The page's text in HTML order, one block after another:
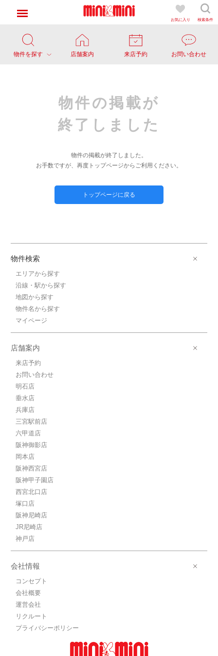
お気に入り 検索条件
物件を探す 店舗案内 来店予約 お問い合わせ
物件の掲載が
終了しました
物件の掲載が終了しました。
お手数ですが、再度トップページからご利用ください。
トップページに戻る
物件検索
エリアから探す
沿線・駅から探す
地図から探す
物件名から探す
マイページ
店舗案内
来店予約
お問い合わせ
明石店
垂水店
兵庫店
三宮駅前店
六甲道店
阪神御影店
岡本店
阪神西宮店
阪神甲子園店
西宮北口店
塚口店
阪神尼崎店
JR尼崎店
神戸店
会社情報
コンセプト
会社概要
運営会社
リクルート
プライバシーポリシー